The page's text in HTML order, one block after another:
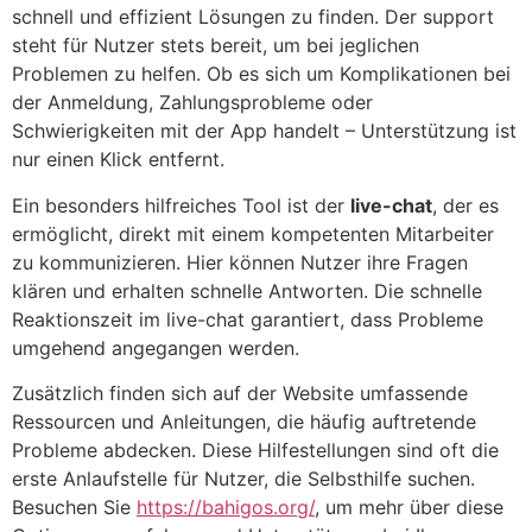
schnell und effizient Lösungen zu finden. Der support
steht für Nutzer stets bereit, um bei jeglichen
Problemen zu helfen. Ob es sich um Komplikationen bei
der Anmeldung, Zahlungsprobleme oder
Schwierigkeiten mit der App handelt – Unterstützung ist
nur einen Klick entfernt.
Ein besonders hilfreiches Tool ist der live-chat, der es
ermöglicht, direkt mit einem kompetenten Mitarbeiter
zu kommunizieren. Hier können Nutzer ihre Fragen
klären und erhalten schnelle Antworten. Die schnelle
Reaktionszeit im live-chat garantiert, dass Probleme
umgehend angegangen werden.
Zusätzlich finden sich auf der Website umfassende
Ressourcen und Anleitungen, die häufig auftretende
Probleme abdecken. Diese Hilfestellungen sind oft die
erste Anlaufstelle für Nutzer, die Selbsthilfe suchen.
Besuchen Sie https://bahigos.org/, um mehr über diese